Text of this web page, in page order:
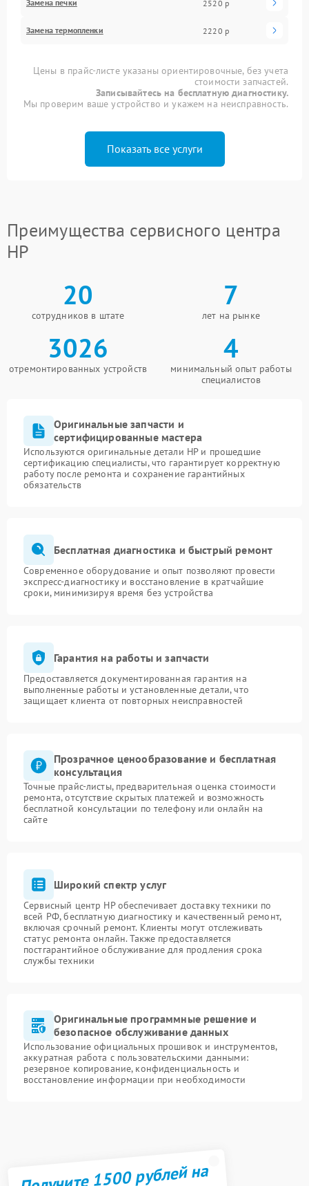
Замена печки 2520 р
Замена термопленки 2220 р
Цены в прайс-листе указаны ориентировочные, без учета
стоимости запчастей.
Записывайтесь на бесплатную диагностику.
Мы проверим ваше устройство и укажем на неисправность.
Показать все услуги
Преимущества сервисного центра
HP
20
сотрудников в штате
7
лет на рынке
3026
отремонтированных устройств
4
минимальный опыт работы
специалистов
Оригинальные запчасти и
сертифицированные мастера
Используются оригинальные детали HP и прошедшие
сертификацию специалисты, что гарантирует корректную
работу после ремонта и сохранение гарантийных
обязательств
Бесплатная диагностика и быстрый ремонт
Современное оборудование и опыт позволяют провести
экспресс-диагностику и восстановление в кратчайшие
сроки, минимизируя время без устройства
Гарантия на работы и запчасти
Предоставляется документированная гарантия на
выполненные работы и установленные детали, что
защищает клиента от повторных неисправностей
Прозрачное ценообразование и бесплатная
консультация
Точные прайс-листы, предварительная оценка стоимости
ремонта, отсутствие скрытых платежей и возможность
бесплатной консультации по телефону или онлайн на
сайте
Широкий спектр услуг
Сервисный центр HP обеспечивает доставку техники по
всей РФ, бесплатную диагностику и качественный ремонт,
включая срочный ремонт. Клиенты могут отслеживать
статус ремонта онлайн. Также предоставляется
постгарантийное обслуживание для продления срока
службы техники
Оригинальные программные решение и
безопасное обслуживание данных
Использование официальных прошивок и инструментов,
аккуратная работа с пользовательскими данными:
резервное копирование, конфиденциальность и
восстановление информации при необходимости